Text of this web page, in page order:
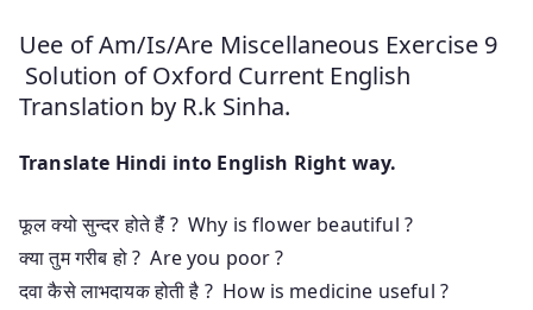
Uee of Am/Is/Are Miscellaneous Exercise 9
Solution of Oxford Current English
Translation by R.k Sinha.
Translate Hindi into English Right way.
फूल क्यो सुन्दर होते हैंं ? Why is flower beautiful ?
क्या तुम गरीब हो ? Are you poor ?
दवा कैसे लाभदायक होती है ? How is medicine useful ?